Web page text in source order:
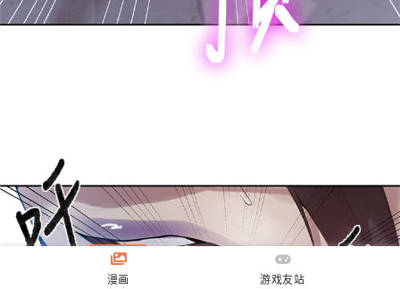
漫画 游戏友站